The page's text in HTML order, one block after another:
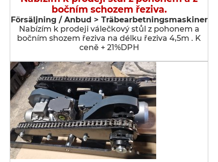
bočním schozem řeziva.
Försäljning / Anbud > Träbearbetningsmaskiner
Nabízím k prodeji válečkový stůl z pohonem a
bočním shozem řeziva na délku řeziva 4,5m . K
ceně + 21%DPH